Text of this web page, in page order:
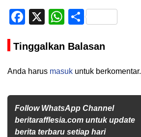
Facebook
X WhatsApp
Share
Tinggalkan Balasan
Anda harus masuk untuk berkomentar.
Follow WhatsApp Channel
beritarafflesia.com untuk update
berita terbaru setiap hari